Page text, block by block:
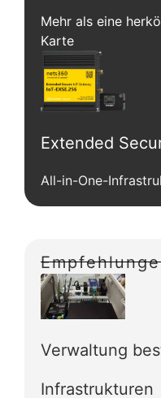
Mehr als eine
Karte
Extended
All-in-One-
Verwaltung
Infrastrukturen